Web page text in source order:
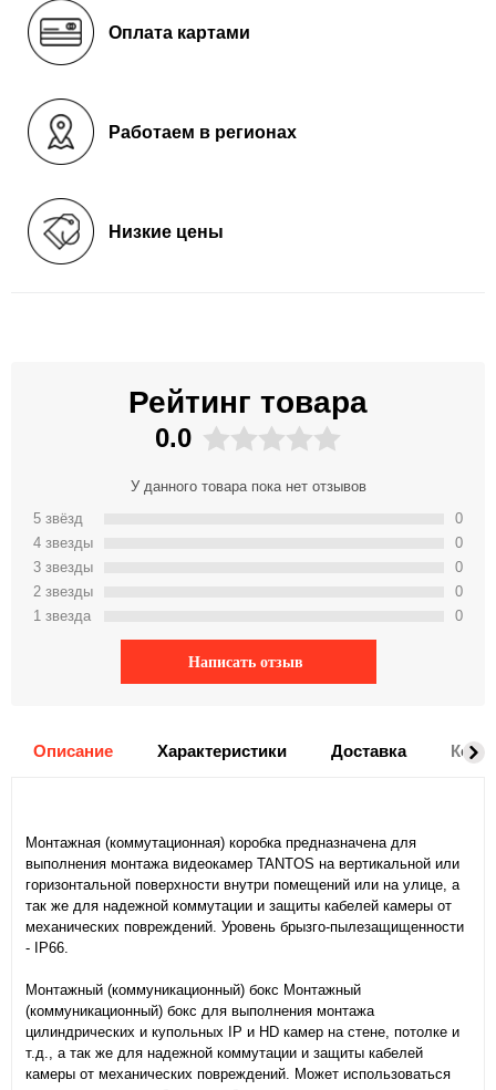
Оплата картами
Работаем в регионах
Низкие цены
Рейтинг товара
0.0
У данного товара пока нет отзывов
5 звёзд
4 звeзды
3 звeзды
2 звeзды
1 звeзда
0
0
0
0
0
Написать отзыв
Описание Характеристики Доставка
Монтажная (коммутационная) коробка предназначена для
выполнения монтажа видеокамер TANTOS на вертикальной или
горизонтальной поверхности внутри помещений или на улице, а
так же для надежной коммутации и защиты кабелей камеры от
механических повреждений. Уровень брызго-пылезащищенности
- IP66.
Монтажный (коммуникационный) бокс Монтажный
(коммуникационный) бокс для выполнения монтажа
цилиндрических и купольных IP и HD камер на стене, потолке и
т.д., а так же для надежной коммутации и защиты кабелей
камеры от механических повреждений. Может использоваться